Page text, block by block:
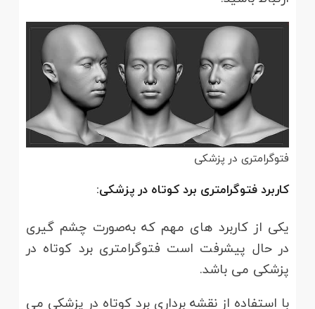
فتوگرامتری در پزشکی
کاربرد فتوگرامتری برد کوتاه در پزشکی:
یکی از کاربرد های مهم که به‌صورت چشم گیری
در حال پیشرفت است فتوگرامتری برد کوتاه در
پزشکی می باشد.
با استفاده از نقشه برداری برد کوتاه در پزشکی می